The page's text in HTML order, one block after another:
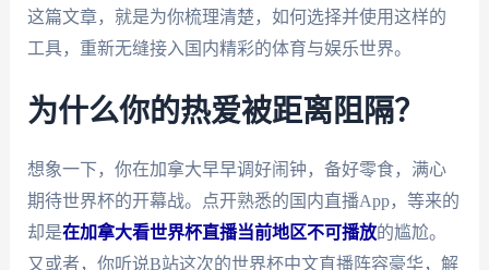
这篇文章，就是为你梳理清楚，如何选择并使用这样的
工具，重新无缝接入国内精彩的体育与娱乐世界。
为什么你的热爱被距离阻隔？
想象一下，你在加拿大早早调好闹钟，备好零食，满心
期待世界杯的开幕战。点开熟悉的国内直播App，等来的
却是在加拿大看世界杯直播当前地区不可播放的尴尬。
又或者，你听说B站这次的世界杯中文直播阵容豪华，解